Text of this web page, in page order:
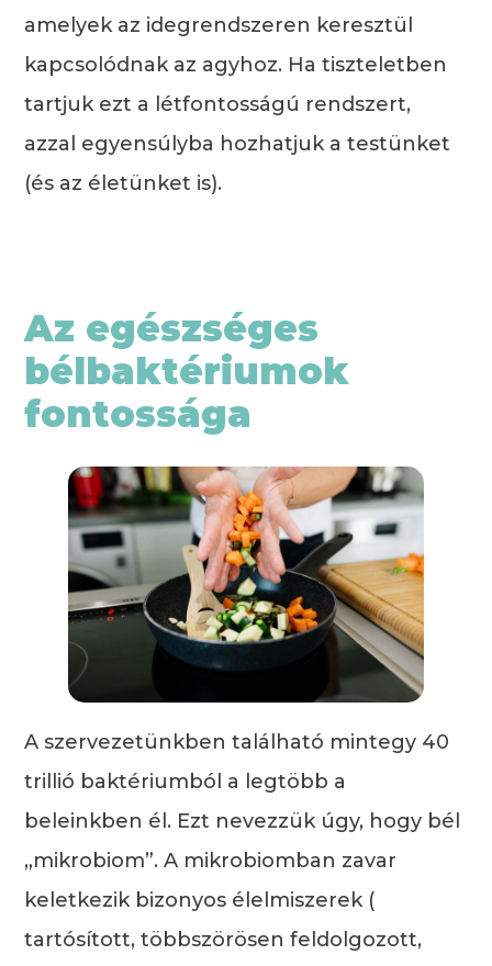
amelyek az idegrendszeren keresztül
kapcsolódnak az agyhoz. Ha tiszteletben
tartjuk ezt a létfontosságú rendszert,
azzal egyensúlyba hozhatjuk a testünket
(és az életünket is).
Az egészséges
bélbaktériumok
fontossága
A szervezetünkben található mintegy 40
trillió baktériumból a legtöbb a
beleinkben él. Ezt nevezzük úgy, hogy bél
„mikrobiom”. A mikrobiomban zavar
keletkezik bizonyos élelmiszerek (
tartósított, többszörösen feldolgozott,